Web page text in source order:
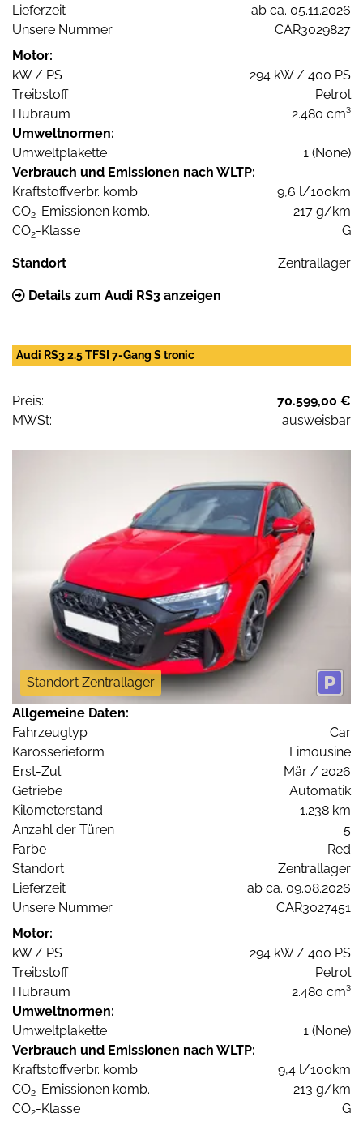
Lieferzeit
ab ca. 05.11.2026
Unsere Nummer
CAR3029827
Motor:
kW / PS
294 kW / 400 PS
Treibstoff
Petrol
Hubraum
2.480 cm³
Umweltnormen:
Umweltplakette
1 (None)
Verbrauch und Emissionen nach WLTP:
Kraftstoffverbr. komb.
9,6 l/100km
CO2-Emissionen komb.
217 g/km
CO2-Klasse G
Standort Zentrallager
Details zum Audi RS3 anzeigen
Audi RS3 2.5 TFSI 7-Gang S tronic
Preis:
70.599,00 €
MWSt:
ausweisbar
Standort Zentrallager
Allgemeine Daten:
Fahrzeugtyp
Car
Karosserieform
Limousine
Erst-Zul.
Mär / 2026
Getriebe
Automatik
Kilometerstand
1.238 km
Anzahl der Türen
5
Farbe
Red
Standort
Zentrallager
Lieferzeit
ab ca. 09.08.2026
Unsere Nummer
CAR3027451
Motor:
kW / PS
294 kW / 400 PS
Treibstoff
Petrol
Hubraum
2.480 cm³
Umweltnormen:
Umweltplakette
1 (None)
Verbrauch und Emissionen nach WLTP:
Kraftstoffverbr. komb.
9,4 l/100km
CO2-Emissionen komb.
213 g/km
CO2-Klasse G